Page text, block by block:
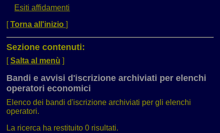
Esiti affidamenti
[Torna all'inizio ]
Sezione contenuti:
[Salta al menù ]
Bandi e avvisi d'iscrizione archiviati per elenchi
operatori economici
Elenco dei bandi d'iscrizione archiviati per gli elenchi
operatori.
La ricerca ha restituito 0 risultati.